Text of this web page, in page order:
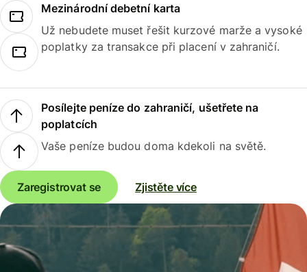
Mezinárodní debetní karta
Už nebudete muset řešit kurzové marže a vysoké
poplatky za transakce při placení v zahraničí.
Posílejte peníze do zahraničí, ušetřete na
poplatcích
Vaše peníze budou doma kdekoli na světě.
Zaregistrovat se Zjistěte více